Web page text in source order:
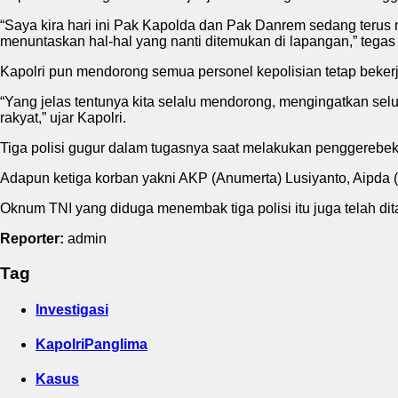
“Saya kira hari ini Pak Kapolda dan Pak Danrem sedang
menuntaskan hal-hal yang nanti ditemukan di lapangan,”
Kapolri pun mendorong semua personel kepolisian tetap
“Yang jelas tentunya kita selalu mendorong, mengingatkan
rakyat,” ujar Kapolri.
Tiga polisi gugur dalam tugasnya saat melakukan
Adapun ketiga korban yakni AKP (Anumerta) Lusiyanto,
Oknum TNI yang diduga menembak tiga polisi itu juga telah
Reporter: admin
Tag
Investigasi
KapolriPanglima
Kasus